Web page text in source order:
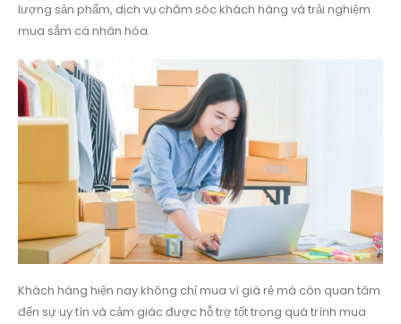
lượng sản phẩm, dịch vụ chăm sóc khách hàng và trải nghiệm
mua sắm cá nhân hóa.
Khách hàng hiện nay không chỉ mua vì giá rẻ mà còn quan tâm
đến sự uy tín và cảm giác được hỗ trợ tốt trong quá trình mua